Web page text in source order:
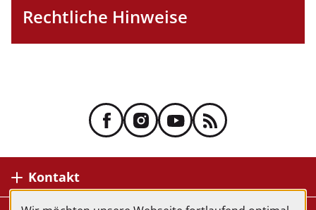
Rechtliche Hinweise
Kontakt